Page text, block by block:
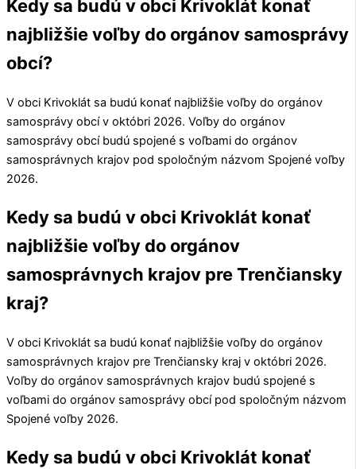
Kedy sa budú v obci Krivoklát konať
najbližšie voľby do orgánov samosprávy
obcí?
V obci Krivoklát sa budú konať najbližšie voľby do orgánov
samosprávy obcí v októbri 2026. Voľby do orgánov
samosprávy obcí budú spojené s voľbami do orgánov
samosprávnych krajov pod spoločným názvom Spojené voľby
2026.
Kedy sa budú v obci Krivoklát konať
najbližšie voľby do orgánov
samosprávnych krajov pre Trenčiansky
kraj?
V obci Krivoklát sa budú konať najbližšie voľby do orgánov
samosprávnych krajov pre Trenčiansky kraj v októbri 2026.
Voľby do orgánov samosprávnych krajov budú spojené s
voľbami do orgánov samosprávy obcí pod spoločným názvom
Spojené voľby 2026.
Kedy sa budú v obci Krivoklát konať